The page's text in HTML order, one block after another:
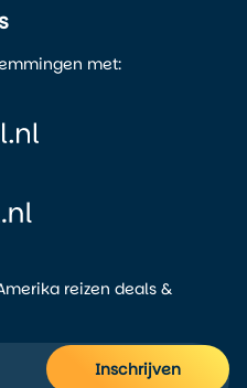
met:
reizen deals &
Inschrijven